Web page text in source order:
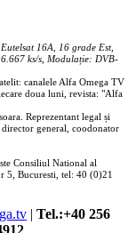
Eutelsat 16A, 16 grade Est,
ks/s, Modulație: DVB-
canalele Alfa Omega TV
doua luni, revista: "Alfa
Reprezentant legal și
general, coodonator
Consiliul National al
5, Bucuresti, tel: 40 (0)21
| Tel.:+40 256